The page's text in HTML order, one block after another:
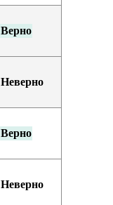
Верно
Неверно
Верно
Неверно